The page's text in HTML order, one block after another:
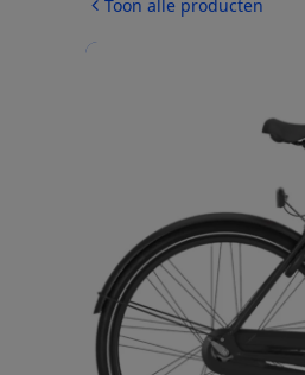
Toon alle producten